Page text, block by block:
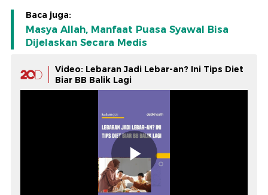
Baca juga:
Masya Allah, Manfaat Puasa Syawal Bisa
Dijelaskan Secara Medis
Video: Lebaran Jadi Lebar-an? Ini Tips Diet
Biar BB Balik Lagi